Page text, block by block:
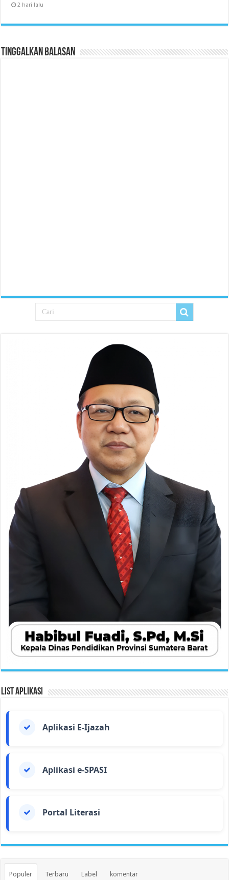
2 hari lalu
Tinggalkan Balasan
List Aplikasi
Aplikasi E-Ijazah
Aplikasi e-SPASI
Portal Literasi
Populer Terbaru Label komentar